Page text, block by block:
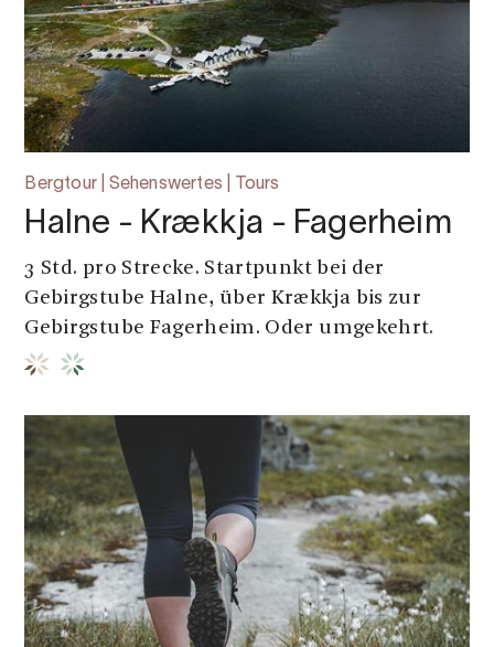
Bergtour | Sehenswertes | Tours
Halne - Krækkja - Fagerheim
3 Std. pro Strecke. Startpunkt bei der
Gebirgstube Halne, über Krækkja bis zur
Gebirgstube Fagerheim. Oder umgekehrt.